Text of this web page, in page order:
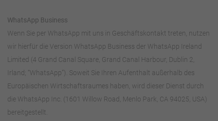
WhatsApp Business
Wenn Sie per WhatsApp mit uns in Geschäftskontakt treten, nutzen
wir hierfür die Version WhatsApp Business der WhatsApp Ireland
Limited (4 Grand Canal Square, Grand Canal Harbour, Dublin 2,
Irland; “WhatsApp”). Soweit Sie Ihren Aufenthalt außerhalb des
Europäischen Wirtschaftsraumes haben, wird dieser Dienst durch
die WhatsApp Inc. (1601 Willow Road, Menlo Park, CA 94025, USA)
bereitgestellt.